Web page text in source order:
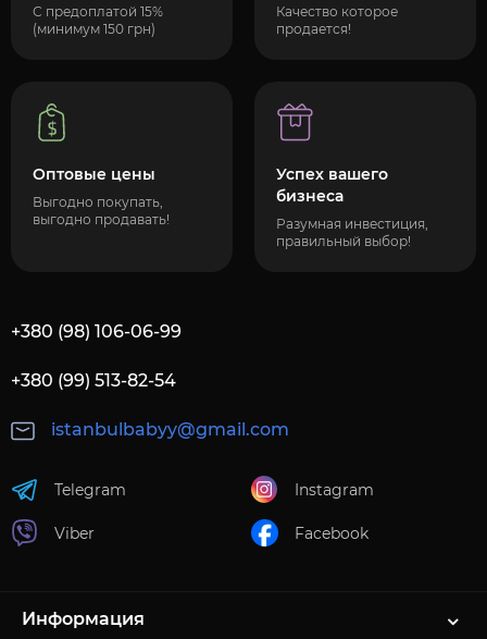
С предоплатой 15%
(минимум 150 грн)
Качество которое
продается!
Оптовые цены
Выгодно покупать,
выгодно продавать!
Успех вашего
бизнеса
Разумная инвестиция,
правильный выбор!
+380 (98) 106-06-99
+380 (99) 513-82-54
istanbulbabyy@gmail.com
Telegram
Viber
Instagram
Facebook
Информация